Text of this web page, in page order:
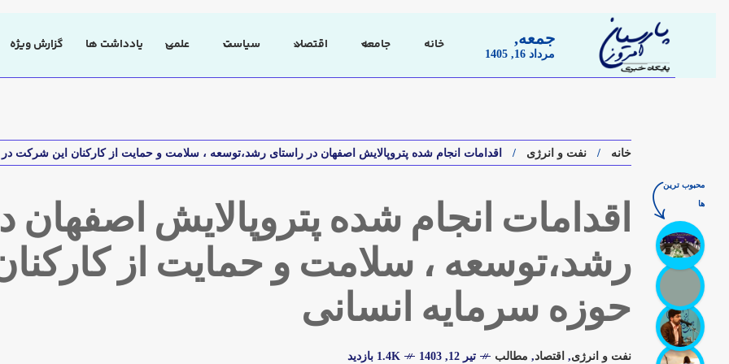
جمعه,
مرداد 16, 1405
خانه جامعه اقتصاد سیاست علمی یادداشت ها گزارش ویژه
خانه نفت و انرژی اقدامات انجام شده پتروپالایش اصفهان در راستای رشد،توسعه ، سلامت و حمایت از کارکنان این شرکت
اقدامات انجام شده پتروپالایش اصفهان
رشد،توسعه ، سلامت و حمایت از
حوزه سرمایه انسانی
نفت و انرژی, اقتصاد, مطالب تیر 12, 1403 1.4K بازدید
محبوب ترین
ها